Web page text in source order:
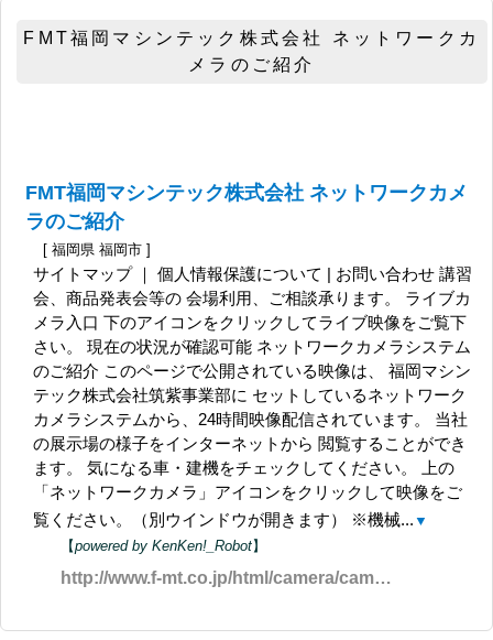
FMT福岡マシンテック株式会社 ネットワークカ
メラのご紹介
FMT福岡マシンテック株式会社 ネットワークカメ
ラのご紹介
[ 福岡県 福岡市 ]
サイトマップ ｜ 個人情報保護について | お問い合わせ 講習
会、商品発表会等の 会場利用、ご相談承ります。 ライブカ
メラ入口 下のアイコンをクリックしてライブ映像をご覧下
さい。 現在の状況が確認可能 ネットワークカメラシステム
のご紹介 このページで公開されている映像は、 福岡マシン
テック株式会社筑紫事業部に セットしているネットワーク
カメラシステムから、24時間映像配信されています。 当社
の展示場の様子をインターネットから 閲覧することができ
ます。 気になる車・建機をチェックしてください。 上の
「ネットワークカメラ」アイコンをクリックして映像をご
覧ください。（別ウインドウが開きます） ※機械... ▼
【powered by KenKen!_Robot】
http://www.f-mt.co.jp/html/camera/camera_annai.html